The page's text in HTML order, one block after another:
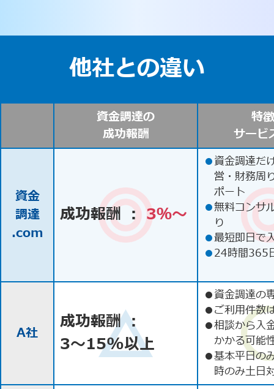
他社との違い
資金調達の
成功報酬
特
サービ
資金
調達
.com
成功報酬 ： 3％〜
●資金調達だ
営・財務周
ポート
●無料コンサ
り
●最短即日で
●24時間365
A社
成功報酬 ：
3〜15%以上
●資金調達の
●ご利用件数
●相談から入
かかる可能
●基本平日の
時のみ土日